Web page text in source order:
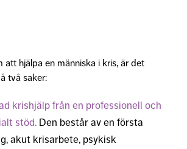
att hjälpa en människa i kris, är det
två saker:
krishjälp från en professionell och
stöd. Den består av en första
akut krisarbete, psykisk